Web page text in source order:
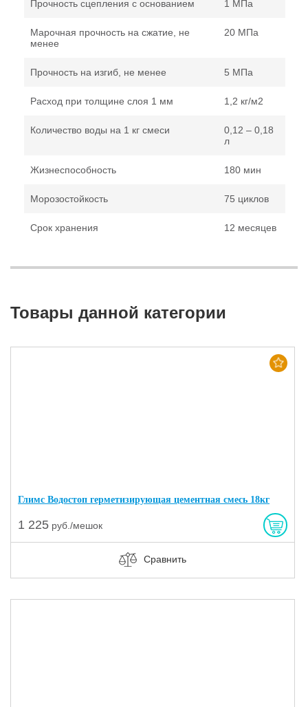
Прочность сцепления с основанием 1 МПа
Марочная прочность на сжатие, не
менее
20 МПа
Прочность на изгиб, не менее 5 МПа
Расход при толщине слоя 1 мм 1,2 кг/м2
Количество воды на 1 кг смеси
0,12 – 0,18
л
Жизнеспособность 180 мин
Морозостойкость 75 циклов
Срок хранения 12 месяцев
Товары данной категории
Глимс Bодостоп гepмeтизиpующaя цeмeнтнaя cмecь 18кг
1 225 руб./мешок
Сравнить